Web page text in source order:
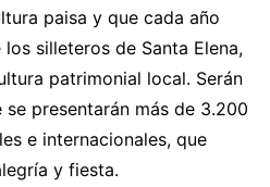
paisa y que cada año
silleteros de Santa Elena,
patrimonial local. Serán
se presentarán más de 3.200
e internacionales, que
y fiesta.